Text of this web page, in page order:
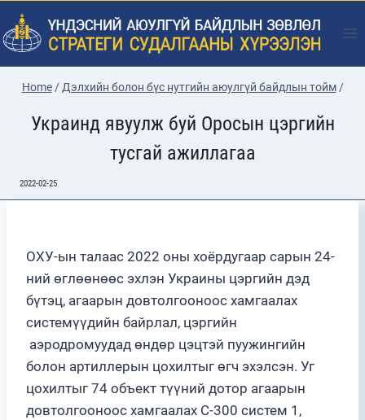
Skip
to
content
Home / Дэлхийн болон бүс нутгийн аюулгүй байдлын тойм /
Украинд явуулж буй Оросын цэргийн
тусгай ажиллагаа
2022-02-25
ОХУ-ын талаас 2022 оны хоёрдугаар сарын 24-
ний өглөөнөөс эхлэн Украины цэргийн дэд
бүтэц, агаарын довтолгооноос хамгаалах
системүүдийн байрлал, цэргийн
аэродромуудад өндөр цэцтэй пуужингийн
болон артиллерын цохилтыг өгч эхэлсэн. Уг
цохилтыг 74 объект түүний дотор агаарын
довтолгооноос хамгаалах С-300 систем 1,